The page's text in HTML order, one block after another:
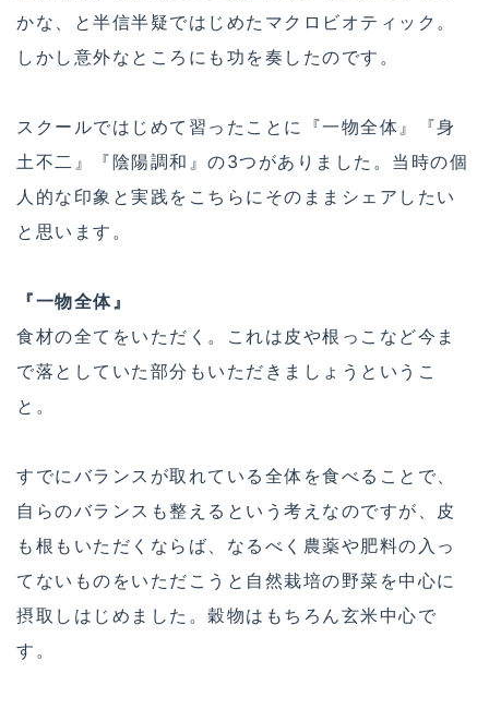
かな、と半信半疑ではじめたマクロビオティック。
しかし意外なところにも功を奏したのです。
スクールではじめて習ったことに『一物全体』『身
土不二』『陰陽調和』の3つがありました。当時の個
人的な印象と実践をこちらにそのままシェアしたい
と思います。
『一物全体』
食材の全てをいただく。これは皮や根っこなど今ま
で落としていた部分もいただきましょうというこ
と。
すでにバランスが取れている全体を食べることで、
自らのバランスも整えるという考えなのですが、皮
も根もいただくならば、なるべく農薬や肥料の入っ
てないものをいただこうと自然栽培の野菜を中心に
摂取しはじめました。穀物はもちろん玄米中心で
す。